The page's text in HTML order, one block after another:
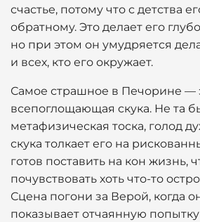
счастье, потому что с детства
обратному. Это делает его
но при этом он умудряется
и всех, кто его окружает.
Самое страшное в Печорине —
всепоглощающая скука. Не та
метафизическая тоска, голод
скука толкает его на
готов поставить на кон жизнь,
почувствовать хоть что-то
Сцена погони за Верой, когда
показывает отчаянную